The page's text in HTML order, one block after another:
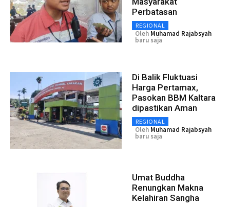
Perbatasan
REGIONAL
Oleh Muhamad Rajabsyah
baru saja
Di Balik Fluktuasi
Harga Pertamax,
Pasokan BBM Kaltara
dipastikan Aman
REGIONAL
Oleh Muhamad Rajabsyah
baru saja
Umat Buddha
Renungkan Makna
Kelahiran Sangha